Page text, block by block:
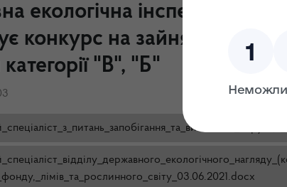
екологічна інспекція у
конкурс на зайняття
"В", "Б"